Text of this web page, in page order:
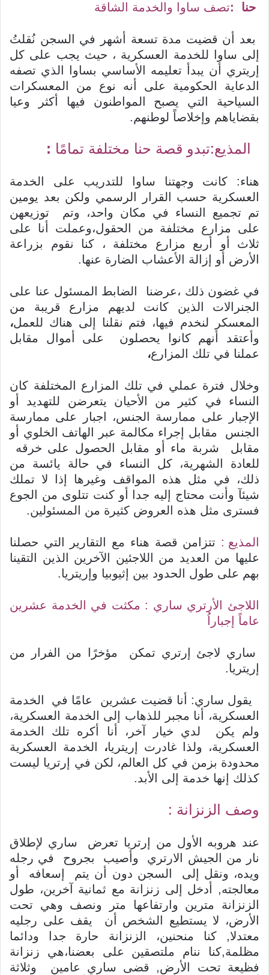
حنا :تصف ساوا والخدمة الشاقة
بعد أن قضيت مدة تسعة أشهر في السجن نُقلتُ
إلى ساوا للخدمة العسكرية ، حيث يجب على كل
إريتري أن يبدأ تعليمه الأساسي بساوا الذي تصفه
الدعاية الحكومية على أنه نوع من المعسكرات
السياحية التي يصبح المواطنون فيها أكثر وعيا
بقضاياهم وإخلاصاً لوطنهم.
المذيع:تبدو قصة حنا مختلفة تمامًا :
هناء: كانت وجهتنا ساوا للتدريب على الخدمة
العسكرية حسب القرار الرسمي ولكن بعد يومين
تم تجميع النساء في مكان واحد، وتم توزيعهن
على مزارع مختلفة من الحقول،وعملت أنا على
ثلاث أو أربع مزارع مختلفة ، كنا نقوم بزراعة
الأرض أو إزالة الأعشاب الضارة عنها.
في غضون ذلك ،عرضنا الضابط المسئول عنا على
الجنرالات الذين كانت لديهم مزارع قريبة من
المعسكر لنخدم فيها، فتم نقلنا إلى هناك للعمل،
وأعتقد أنهم كانوا يحصلون على أموال مقابل
عملنا في تلك المزارع،
وخلال فترة عملي في تلك المزارع المختلفة كان
النساء في كثير من الأحيان يتعرضن للتهديد أو
الإجبار على ممارسة الجنس، اجبار على ممارسة
الجنس مقابل إجراء مكالمة عبر الهاتف الخلوي أو
مقابل شربة ماء أو مقابل الحصول على خرقه
للعادة الشهرية، كل النساء في حالة يائسة من
ذلك، في مثل هذه المواقف وغيرها إذا لا تملك
شيئآ وأنت محتاج إليه جدا أو كنت تتلوى من الجوع
فسترى مثل هذه العروض كثيرة من المسئولين.
المذيع : تتزامن قصة هناء مع التقارير التي حصلنا
عليها من العديد من اللاجئين الآخرين الذين التقينا
بهم على طول الحدود بين إثيوبيا وإريتريا.
اللاجئ الأرتري ساري : مكثت في الخدمة عشرين
عاماً إجباراُ
ساري لاجئ إرتري تمكن مؤخرًا من الفرار من
إريتريا.
يقول ساري: أنا قضيت عشرين عامًا في الخدمة
العسكرية، أنا مجبر للذهاب إلى الخدمة العسكرية،
ولم يكن لدي خيار آخر، أنا أكره تلك الخدمة
العسكرية، ولذا غادرت إريتريا، الخدمة العسكرية
محدودة بزمن في كل العالم، لكن في إرتريا ليست
كذلك إنها خدمة إلى الأبد.
وصف الزنزانة :
عند هروبه الأول من إرتريا تعرض ساري لإطلاق
نار من الجيش الارتري وأصيب بجروح في رجله
ويده، ونقل إلى السجن دون أن يتم إسعافه أو
معالجته, أدخل إلى زنزانة مع ثمانية آخرين، طول
الزنزانة مترين وارتفاعها متر ونصف وهي تحت
الأرض، لا يستطيع الشخص أن يقف على رجليه
معتدلا, كنا منحنين، الزنزانة حارة جدا ودائما
مظلمة,كنا ننام ملتصقين على بعضنا،هي زنزانة
فظيعة تحت الأرض, قضى ساري عامين وثلاثة